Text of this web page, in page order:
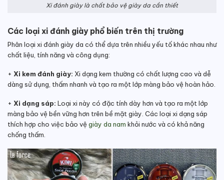
Xi đánh giày là chất bảo vệ giày da cần thiết
Các loại xi đánh giày phổ biến trên thị trường
Phân loại xi đánh giày da có thể dựa trên nhiều yếu tố khác nhau như
chất liệu, tính năng và công dụng:
+ Xi kem đánh giày: Xi dạng kem thường có chất lượng cao và dễ
dàng sử dụng, thấm nhanh và tạo ra một lớp màng bảo vệ hoàn hảo.
+ Xi dạng sáp: Loại xi này có đặc tính dày hơn và tạo ra một lớp
màng bảo vệ bền vững hơn trên bề mặt giày. Các loại xi dạng sáp
thích hợp cho việc bảo vệ giày da nam khỏi nước và có khả năng
chống thấm.